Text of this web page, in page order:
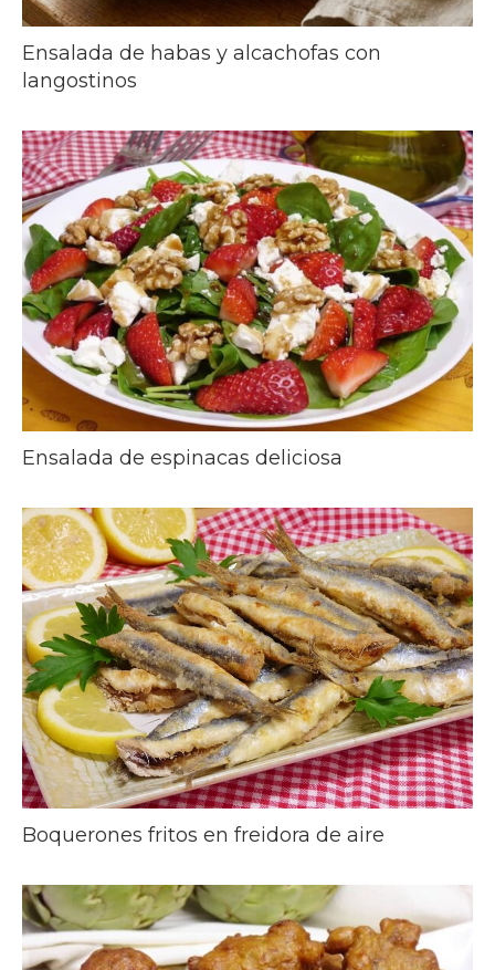
Ensalada de habas y alcachofas con
langostinos
Ensalada de espinacas deliciosa
Boquerones fritos en freidora de aire